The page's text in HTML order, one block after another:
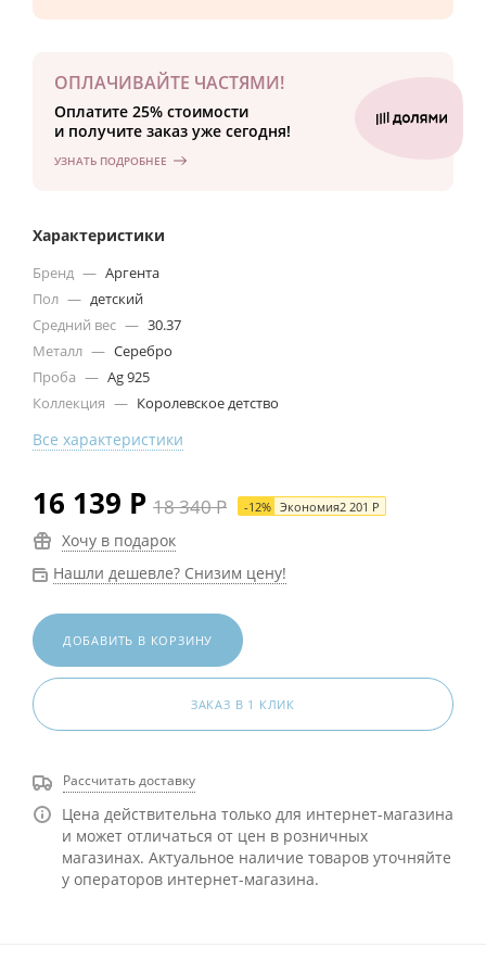
ОПЛАЧИВАЙТЕ ЧАСТЯМИ!
Оплатите 25% стоимости
и получите заказ уже сегодня!
УЗНАТЬ ПОДРОБНЕЕ
Характеристики
Бренд — Аргента
Пол — детский
Средний вес — 30.37
Металл — Серебро
Проба — Ag 925
Коллекция — Королевское детство
Все характеристики
16 139 Р 18 340Р -12% Экономия2 201 Р
Хочу в подарок
Нашли дешевле? Снизим цену!
ДОБАВИТЬ В КОРЗИНУ
ЗАКАЗ В 1 КЛИК
Рассчитать доставку
Цена действительна только для интернет-магазина
и может отличаться от цен в розничных
магазинах. Актуальное наличие товаров уточняйте
у операторов интернет-магазина.